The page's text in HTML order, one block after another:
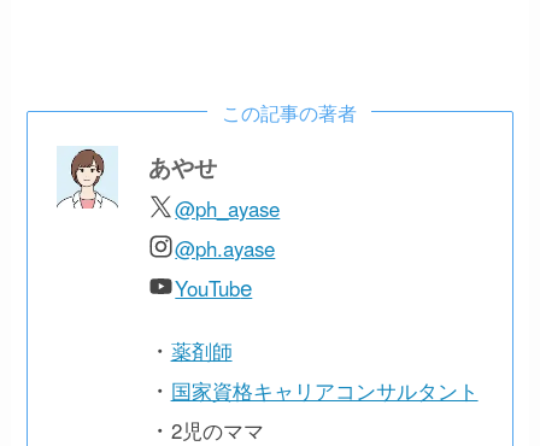
この記事の著者
あやせ
@ph_ayase
@ph.ayase
YouTube
・ 薬剤師
・ 国家資格キャリアコンサルタント
・ 2児のママ